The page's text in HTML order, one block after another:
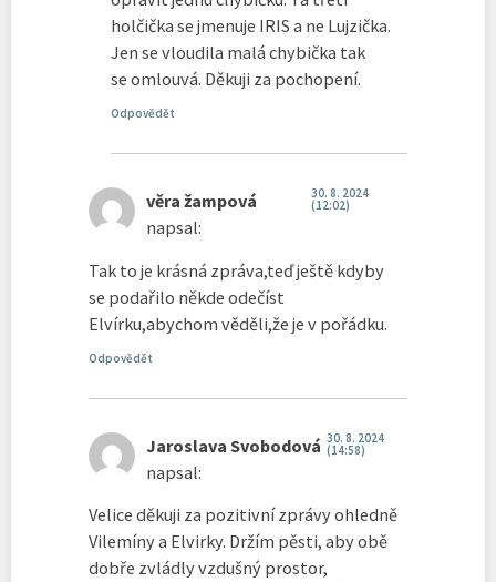
holčička se jmenuje IRIS a ne Lujzička.
Jen se vloudila malá chybička tak
se omlouvá. Děkuji za pochopení.
Odpovědět
věra žampová
napsal:
30. 8. 2024
(12:02)
Tak to je krásná zpráva,teď ještě kdyby
se podařilo někde odečíst
Elvírku,abychom věděli,že je v pořádku.
Odpovědět
Jaroslava Svobodová
napsal:
30. 8. 2024
(14:58)
Velice děkuji za pozitivní zprávy ohledně
Vilemíny a Elvirky. Držím pěsti, aby obě
dobře zvládly vzdušný prostor,